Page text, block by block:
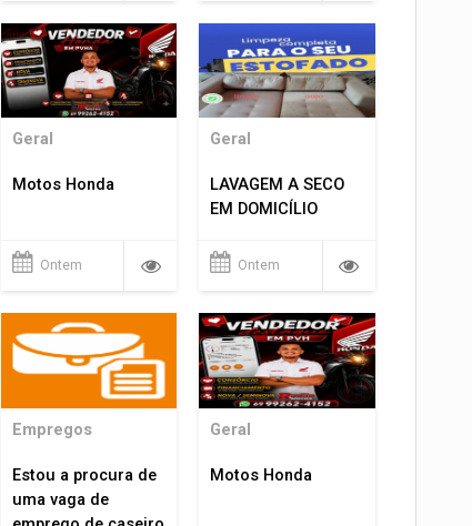
Geral
Motos Honda
Ontem
Geral
LAVAGEM A SECO
EM DOMICÍLIO
Ontem
Empregos
Estou a procura de
uma vaga de
Geral
Motos Honda